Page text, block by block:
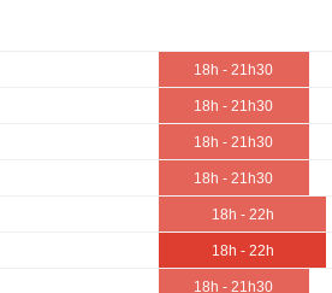
18h - 21h30
18h - 21h30
18h - 21h30
18h - 21h30
18h - 22h
18h - 22h
18h - 21h30